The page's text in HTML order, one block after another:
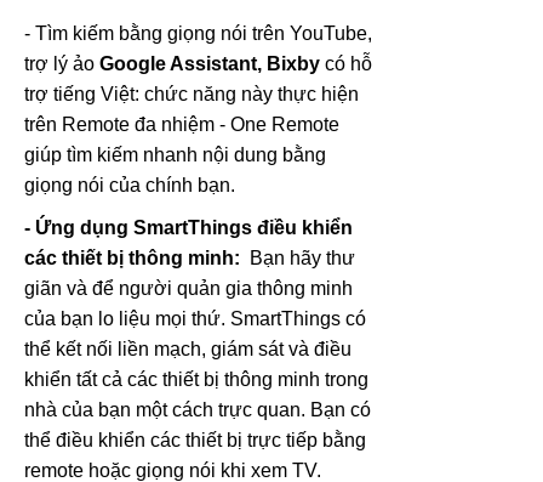
- Tìm kiếm bằng giọng nói trên YouTube,
trợ lý ảo Google Assistant, Bixby có hỗ
trợ tiếng Việt: chức năng này thực hiện
trên Remote đa nhiệm - One Remote
giúp tìm kiếm nhanh nội dung bằng
giọng nói của chính bạn.
- Ứng dụng SmartThings điều khiển
các thiết bị thông minh:
Bạn hãy thư
giãn và để người quản gia thông minh
của bạn lo liệu mọi thứ. SmartThings có
thể kết nối liền mạch, giám sát và điều
khiển tất cả các thiết bị thông minh trong
nhà của bạn một cách trực quan. Bạn có
thể điều khiển các thiết bị trực tiếp bằng
remote hoặc giọng nói khi xem TV.